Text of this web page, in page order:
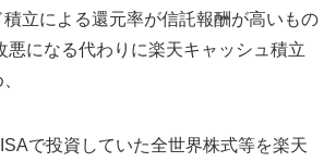
積立による還元率が信託報酬が高いもの
悪になる代わりに楽天キャッシュ積立
で投資していた全世界株式等を楽天